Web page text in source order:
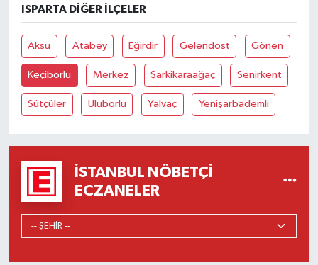
ISPARTA DIĞER İLÇELER
Aksu Atabey Eğirdir Gelendost Gönen
Keçiborlu Merkez Şarkikaraağaç Senirkent
Sütçüler Uluborlu Yalvaç Yenişarbademli
İSTANBUL NÖBETÇI
ECZANELER